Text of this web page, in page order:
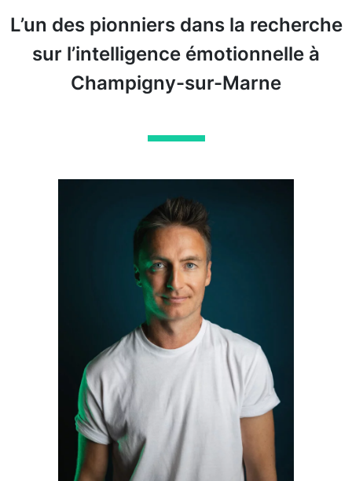
L’un des pionniers dans la recherche
sur l’intelligence émotionnelle à
Champigny-sur-Marne